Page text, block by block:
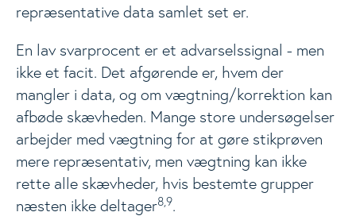
repræsentative data samlet set er.
En lav svarprocent er et advarselssignal - men
ikke et facit. Det afgørende er, hvem der
mangler i data, og om vægtning/korrektion kan
afbøde skævheden. Mange store undersøgelser
arbejder med vægtning for at gøre stikprøven
mere repræsentativ, men vægtning kan ikke
rette alle skævheder, hvis bestemte grupper
næsten ikke deltager8,9.